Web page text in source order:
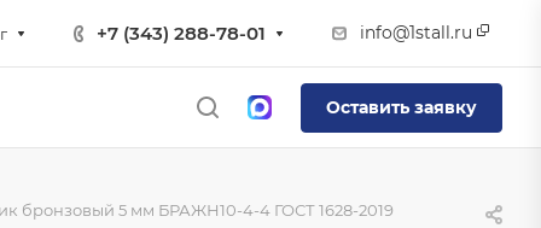
+7 (343) 288-78-01 info@1stall.ru
Оставить заявку
бронзовый 5 мм БРАЖН10-4-4 ГОСТ 1628-2019